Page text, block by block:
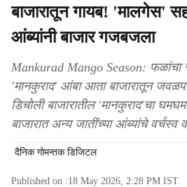
बाजारातून गायब! 'मालगेस'
आंब्यांनी बाजार गजबजला
Mankurad Mango Season: फळांचा
'मानकुराद' आंबा आता बाजारातून
डिचोली बाजारातील 'मानकुराद'चा
बाजारात अन्य जातींच्या आंब्यांचे
दैनिक गोमन्तक डिजिटल
Published on :18 May 2026, 2:28 PM IST